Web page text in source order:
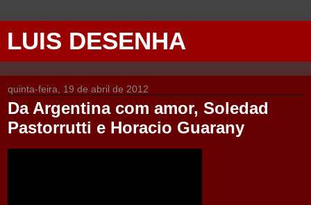
LUIS DESENHA
quinta-feira, 19 de abril de 2012
Da Argentina com amor, Soledad
Pastorrutti e Horacio Guarany